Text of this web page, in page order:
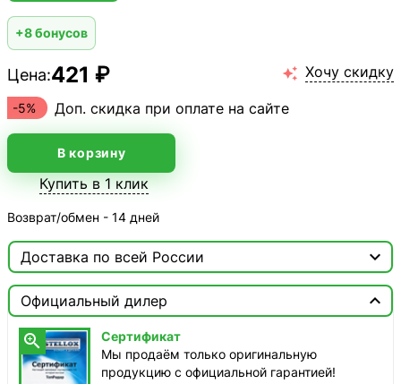
+8 бонусов
Цена:421 ₽  Хочу скидку
-5% Доп. скидка при оплате на сайте
В корзину
Купить в 1 клик
Возврат/обмен - 14 дней
Доставка по всей России 
 Москва
ТопРадар — Курьер
сегодня, от 350 ₽
ТопРадар — Самовывоз
Официальный дилер


Сертификат
Мы продаём только оригинальную
продукцию с официальной гарантией!